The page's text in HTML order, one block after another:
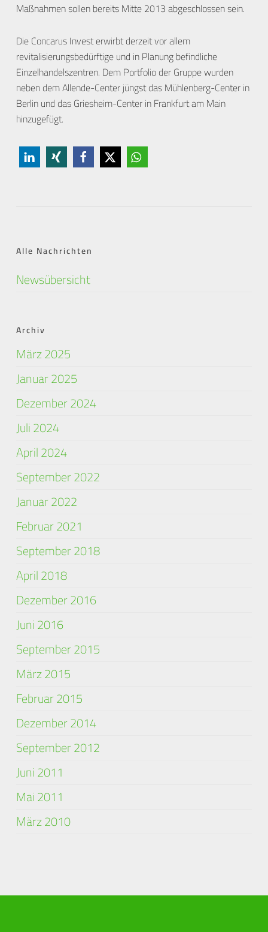
Maßnahmen sollen bereits Mitte 2013 abgeschlossen sein.
Die Concarus Invest erwirbt derzeit vor allem
revitalisierungsbedürftige und in Planung befindliche
Einzelhandelszentren. Dem Portfolio der Gruppe wurden
neben dem Allende-Center jüngst das Mühlenberg-Center in
Berlin und das Griesheim-Center in Frankfurt am Main
hinzugefügt.
Alle Nachrichten
Newsübersicht
Archiv
März 2025
Januar 2025
Dezember 2024
Juli 2024
April 2024
September 2022
Januar 2022
Februar 2021
September 2018
April 2018
Dezember 2016
Juni 2016
September 2015
März 2015
Februar 2015
Dezember 2014
September 2012
Juni 2011
Mai 2011
März 2010